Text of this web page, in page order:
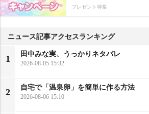
プレゼント特集
ニュース記事アクセスランキング
1
田中みな実、うっかりネタバレ
2026-08-05 15:32
2
自宅で「温泉卵」を簡単に作る方法
2026-08-06 15:10